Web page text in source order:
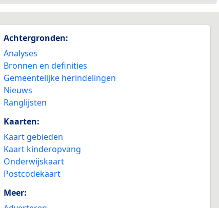
Achtergronden:
Analyses
Bronnen en definities
Gemeentelijke herindelingen
Nieuws
Ranglijsten
Kaarten:
Kaart gebieden
Kaart kinderopvang
Onderwijskaart
Postcodekaart
Meer: